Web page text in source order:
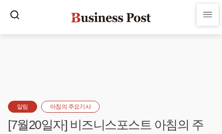
알림 아침의 주요기사
[7월20일자] 비즈니스포스트 아침의 주